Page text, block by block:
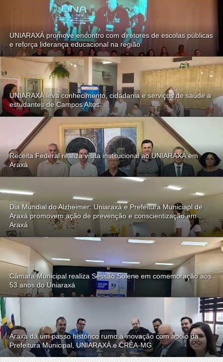
UNIARAXÁ promove encontro com diretores de escolas públicas
e reforça liderança educacional na região
UNIARAXÁ leva conhecimento, cidadania e serviços de saúde a
estudantes de Campos Altos
Receita Federal realiza visita institucional ao UNIARAXÁ em
Araxá
Dia Mundial do Alzheimer: Uniaraxá e Prefeitura Municiapl de
Araxá promovem ação de prevenção e conscientização em
Araxá
Câmara Municipal realiza Sessão Solene em comemoração aos
53 anos do Uniaraxá
Araxá dá um passo histórico rumo à inovação com apoio da
Prefeitura Municipal, UNIARAXÁ e CREA-MG